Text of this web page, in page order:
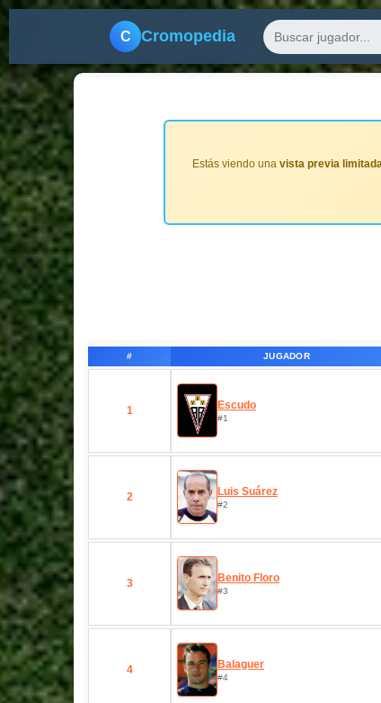
C Cromopedia
Estás viendo una vista previa
# JUGADOR
1 Escudo
#1
2 Luis Suárez
#2
3 Benito Floro
#3
4 Balaguer
#4